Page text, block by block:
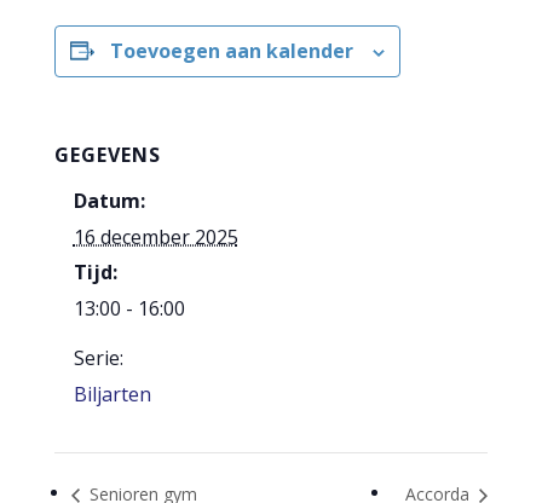
Toevoegen aan kalender
GEGEVENS
Datum:
16 december 2025
Tijd:
13:00 - 16:00
Serie:
Biljarten
Senioren gym Accorda